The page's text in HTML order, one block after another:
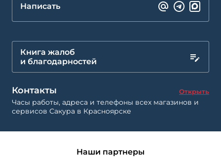
Написать
Книга жалоб
и благодарностей
Контакты Открыть
Часы работы, адреса и телефоны всех магазинов и
сервисов Сакура в Красноярске
Наши партнеры